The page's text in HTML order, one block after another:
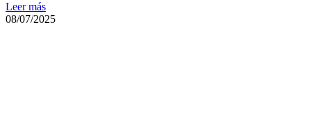
Leer más
08/07/2025